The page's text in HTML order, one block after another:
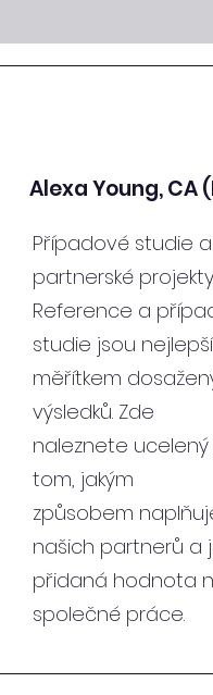
Alexa Young, CA
Případové studie a
partnerské
Reference a
studie jsou
měřítkem
výsledků. Zde
naleznete
tom, jakým
způsobem
našich partnerů a
přidaná hodnota
společné práce.